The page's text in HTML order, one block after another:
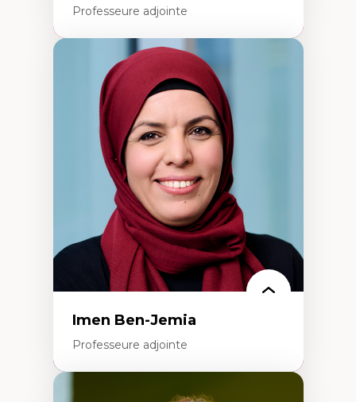
Professeure adjointe
Expertises
Méthodes de recherche
Acteurs plus qu'humains
Approches socio-écologiques
Conservation de la biodiversité
Collaboration et méthodes participatives
Études des sciences
Relations humain-environnement
Transdisciplinarité
Imen Ben-Jemia
Professeure adjointe